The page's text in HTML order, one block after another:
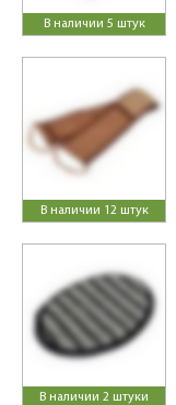
В наличии 5 штук
В наличии 12 штук
В наличии 2 штуки